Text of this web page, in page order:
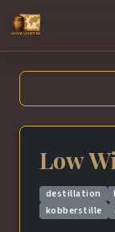
Low
destillation
kobberstille